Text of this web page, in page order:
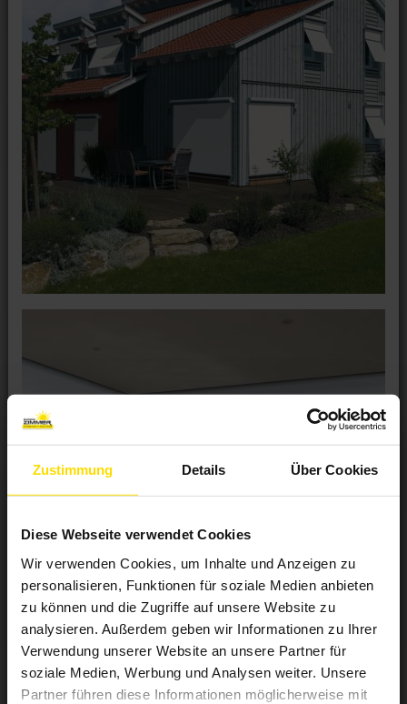
Zustimmung Details Über Cookies
Diese Webseite verwendet Cookies
Wir verwenden Cookies, um Inhalte und Anzeigen zu
personalisieren, Funktionen für soziale Medien anbieten
zu können und die Zugriffe auf unsere Website zu
analysieren. Außerdem geben wir Informationen zu Ihrer
Verwendung unserer Website an unsere Partner für
soziale Medien, Werbung und Analysen weiter. Unsere
Partner führen diese Informationen möglicherweise mit